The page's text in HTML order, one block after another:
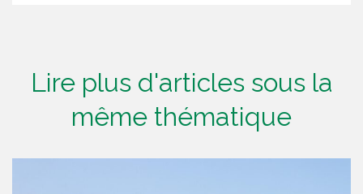
Lire plus d'articles sous la
même thématique